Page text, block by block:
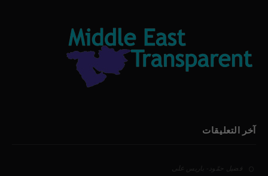
آخر التعليقات
فضيل حمّود - باريس على